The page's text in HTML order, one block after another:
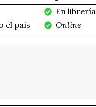
el país
En librería
Online